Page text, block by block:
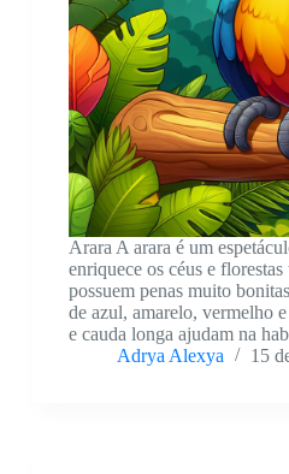
Arara A arara é um
enriquece os céus e
possuem penas muito
de azul, amarelo, vermelho
e cauda longa ajudam na
Adrya Alexya
15